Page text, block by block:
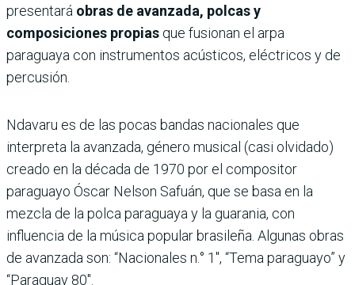
presentará obras de avanzada, polcas y
composiciones propias que fusionan el arpa
paraguaya con instrumentos acústicos, eléctricos y de
percusión.
Ndavaru es de las pocas bandas nacionales que
interpreta la avanzada, género musical (casi olvidado)
creado en la década de 1970 por el compositor
paraguayo Óscar Nelson Safuán, que se basa en la
mezcla de la polca paraguaya y la guarania, con
influencia de la música popular brasileña. Algunas obras
de avanzada son: “Nacionales n.° 1″, “Tema paraguayo” y
“Paraguay 80″.